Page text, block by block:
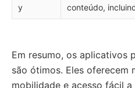
y
conteúdo,
Em resumo, os aplicativos
são ótimos. Eles oferecem
mobilidade e acesso fácil